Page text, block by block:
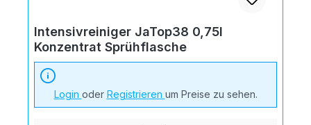
Intensivreiniger JaTop38 0,75l
Konzentrat Sprühflasche
Login oder Registrieren um Preise zu sehen.